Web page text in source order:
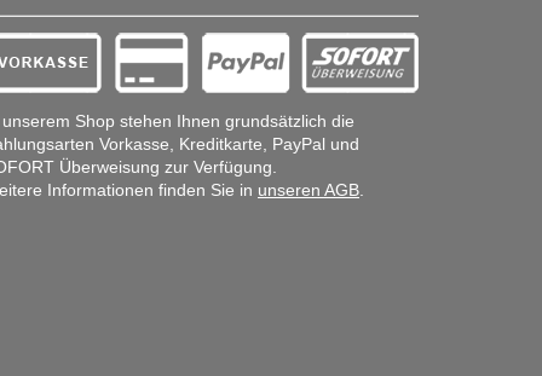
unserem Shop stehen Ihnen grundsätzlich die
Vorkasse, Kreditkarte, PayPal und
Überweisung zur Verfügung.
Informationen finden Sie in unseren AGB.